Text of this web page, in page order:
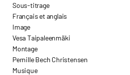
Sous-titrage
Français et anglais
Image
Vesa Taipaleenmäki
Montage
Pernille Bech Christensen
Musique